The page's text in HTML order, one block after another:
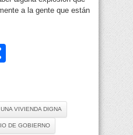
a la gente que están
VIVIENDA DIGNA
DE GOBIERNO